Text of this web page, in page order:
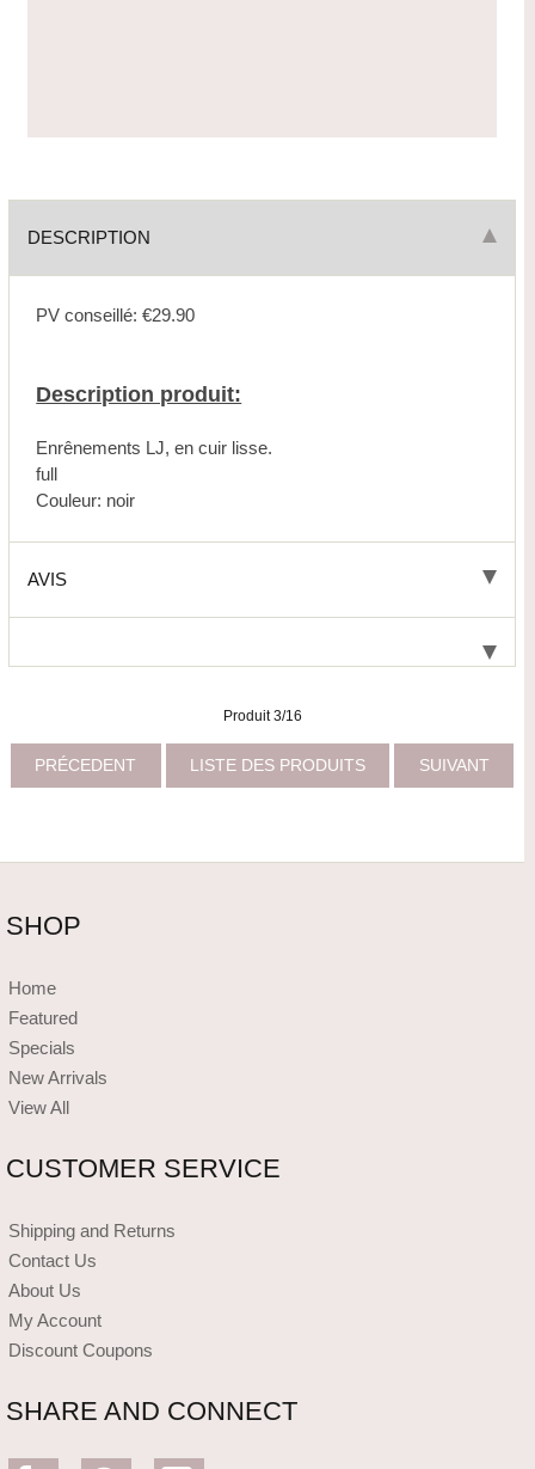
DESCRIPTION
PV conseillé: €29.90
Description produit:
Enrênements LJ, en cuir lisse.
full
Couleur: noir
AVIS
Produit 3/16
PRÉCEDENT LISTE DES PRODUITS SUIVANT
SHOP
Home
Featured
Specials
New Arrivals
View All
CUSTOMER SERVICE
Shipping and Returns
Contact Us
About Us
My Account
Discount Coupons
SHARE AND CONNECT